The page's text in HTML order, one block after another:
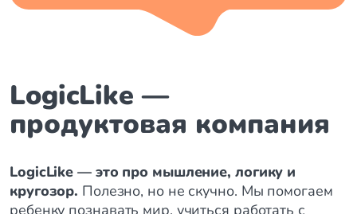
LogicLike —
продуктовая компания
LogicLike — это про мышление, логику и
кругозор. Полезно, но не скучно. Мы помогаем
ребенку познавать мир, учиться работать с